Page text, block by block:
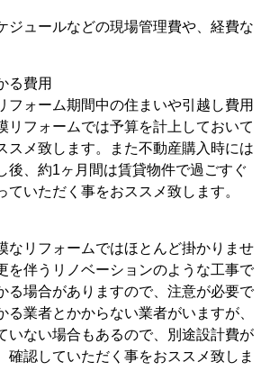
ジュールなどの現場管理費や、経費な
る費用
フォーム期間中の住まいや引越し費用
リフォームでは予算を計上しておいて
スメ致します。また不動産購入時には
後、約1ヶ月間は賃貸物件で過ごすぐ
ていただく事をおススメ致します。
なリフォームではほとんど掛かりませ
を伴うリノベーションのような工事で
る場合がありますので、注意が必要で
る業者とかからない業者がいますが、
いない場合もあるので、別途設計費が
確認していただく事をおススメ致しま